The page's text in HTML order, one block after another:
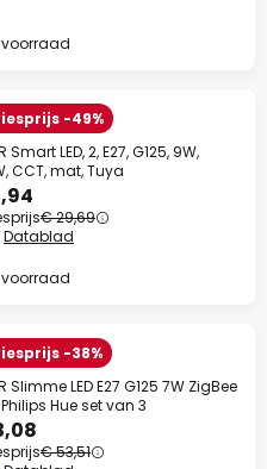
voorraad
-49%
Smart LED, 2, E27, G125, 9W,
CCT, mat, Tuya
€ 29,69
Datablad
voorraad
-38%
Slimme LED E27 G125 7W ZigBee
Hue set van 3
€ 53,51